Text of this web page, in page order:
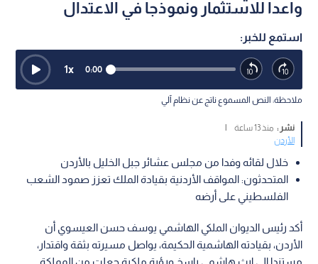
واعدا للاستثمار ونموذجا في الاعتدال
استمع للخبر:
0:00
1x
ملاحظة: النص المسموع ناتج عن نظام آلي
نشر : منذ 13 ساعة
|
الأردن
خلال لقائه وفدا من مجلس عشائر جبل الخليل بالأردن
المتحدثون: المواقف الأردنية بقيادة الملك تعزز صمود الشعب
الفلسطيني على أرضه
أكد رئيس الديوان الملكي الهاشمي يوسف حسن العيسوي أن
الأردن، بقيادته الهاشمية الحكيمة، يواصل مسيرته بثقة واقتدار،
مستندا إلى إرث هاشمي راسخ ورؤية ملكية جعلت من المملكة